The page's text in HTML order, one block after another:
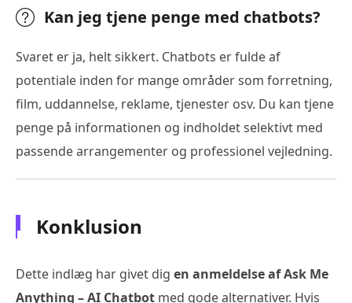
Kan jeg tjene penge med chatbots?
Svaret er ja, helt sikkert. Chatbots er fulde af
potentiale inden for mange områder som forretning,
film, uddannelse, reklame, tjenester osv. Du kan tjene
penge på informationen og indholdet selektivt med
passende arrangementer og professionel vejledning.
Konklusion
Dette indlæg har givet dig en anmeldelse af Ask Me
Anything – AI Chatbot med gode alternativer. Hvis